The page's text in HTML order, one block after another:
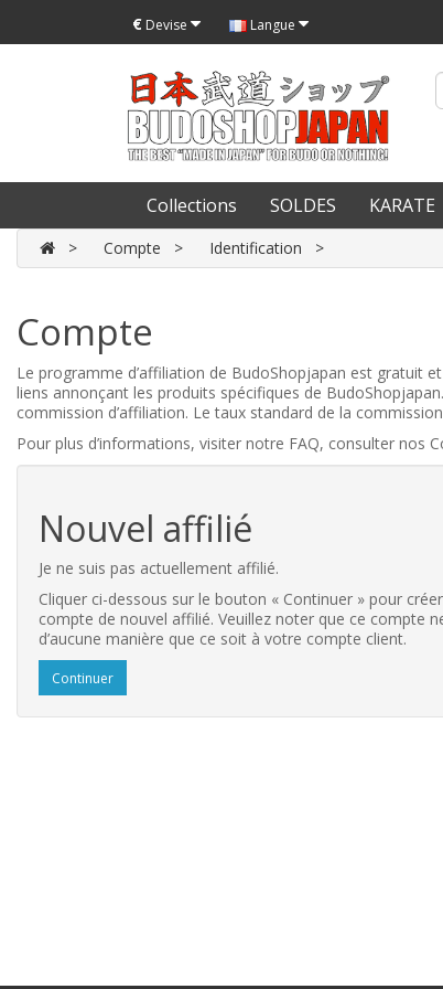
€ Devise Langue
Collections SOLDES KARATE
Compte Identification
Compte
Le programme d’affiliation de BudoShopjapan est gratuit
liens annonçant les produits spécifiques de
commission d’affiliation. Le taux standard de la
Pour plus d’informations, visiter notre FAQ, consulter nos
Nouvel affilié
Je ne suis pas actuellement affilié.
Cliquer ci-dessous sur le bouton « Continuer » pour
compte de nouvel affilié. Veuillez noter que ce compte
d’aucune manière que ce soit à votre compte client.
Continuer